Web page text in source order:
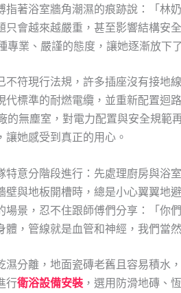
著浴室牆角潮濕的痕跡說：「林
只會越來越嚴重，甚至影響結構安
業、嚴謹的態度，讓她逐漸放下
符現行法規，許多插座沒有接地
代標準的耐燃電纜，並重新配置迴
無塵室，對電力配置與安全規範
她感受到真正的用心。
意分階段進行：先處理廚房與浴
與地板開槽時，總是小心翼翼地
景，忍不住跟師傅們分享：「你
，管線就是血管和神經，我們當
分離，地面瓷磚老舊且容易積水
行衛浴設備安裝，選用防滑地磚、